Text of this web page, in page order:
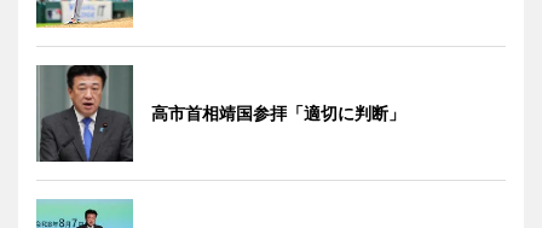
高市首相靖国参拝「適切に判断」